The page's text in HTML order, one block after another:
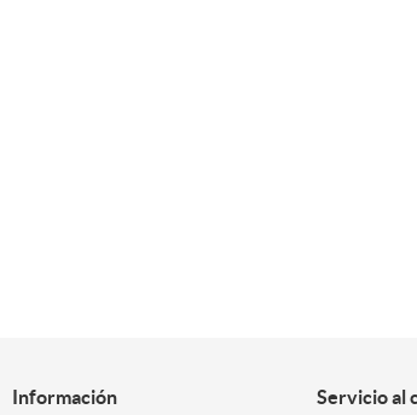
Información Servicio al